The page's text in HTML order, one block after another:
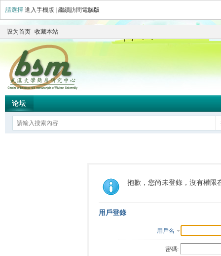
請選擇 進入手機版 繼續訪問電腦版
设为首页 收藏本站
论坛
抱歉，您尚未登錄，沒有權限
用戶登錄
用戶名
密碼: